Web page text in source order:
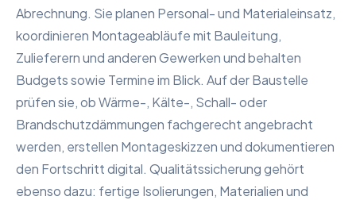
Abrechnung. Sie planen Personal- und Materialeinsatz,
koordinieren Montageabläufe mit Bauleitung,
Zulieferern und anderen Gewerken und behalten
Budgets sowie Termine im Blick. Auf der Baustelle
prüfen sie, ob Wärme-, Kälte-, Schall- oder
Brandschutzdämmungen fachgerecht angebracht
werden, erstellen Montageskizzen und dokumentieren
den Fortschritt digital. Qualitätssicherung gehört
ebenso dazu: fertige Isolierungen, Materialien und